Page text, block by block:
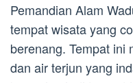
Pemandian Alam
tempat wisata yang
berenang. Tempat ini
dan air terjun yang